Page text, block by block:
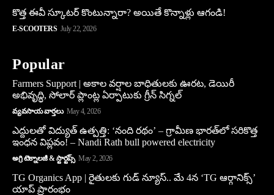
కొత్త ఈవీ స్కూట‌ర్ కొంటున్నారా? అయితే కొన్నాళ్లు ఆగండి!
E-SCOOTERS July 22, 2026
Popular
Farmers Support | అకాల వర్షాల బాధితులకు ఊరట, డెయిరీ
అభివృద్ధి, సోలార్ ప్లాంట్ల ఏర్పాటుకు గ్రీన్‌ సిగ్నల్
వ్యవసాయ వార్తలు May 4, 2026
ఎద్దులతో విద్యుత్ ఉత్పత్తి: ‘నంది రథం’ – గ్రామీణ భారత్‌లో సరికొత్త
ఇంధన విప్లవం! – Nandi Rath bull powered electricity
అగ్రి టెక్నాలజీ & స్టార్టప్స్ May 2, 2026
TG Organics App | రైతులకు గుడ్ న్యూస్.. మే 4న ‘TG ఆర్గానిక్స్’
యాప్ ప్రారంభం